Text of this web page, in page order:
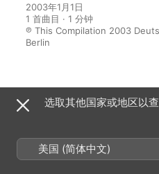
2003年1月1日
1 首曲目 · 1 分钟
℗ This Compilation 2003
Berlin
来自专辑
Music at the
维也纳古乐合
选取其他国家或地区以
美国 (简体中文)